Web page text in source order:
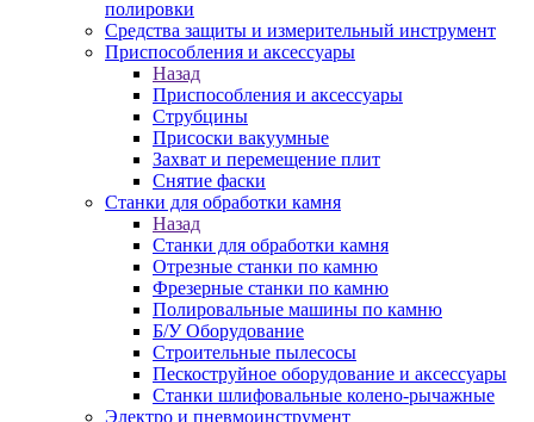
полировки
Средства защиты и измерительный инструмент
Приспособления и аксессуары
Назад
Приспособления и аксессуары
Струбцины
Присоски вакуумные
Захват и перемещение плит
Снятие фаски
Станки для обработки камня
Назад
Станки для обработки камня
Отрезные станки по камню
Фрезерные станки по камню
Полировальные машины по камню
Б/У Оборудование
Строительные пылесосы
Пескоструйное оборудование и аксессуары
Станки шлифовальные колено-рычажные
Электро и пневмоинструмент